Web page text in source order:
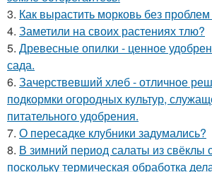
3. Как вырастить морковь без
4. Заметили на своих растениях тлю?
5. Древесные опилки - ценное
сада.
6. Зачерствевший хлеб - отличное
подкормки огородных культур,
питательного удобрения.
7. О пересадке клубники задумались?
8. В зимний период салаты из свёклы
поскольку термическая обработка